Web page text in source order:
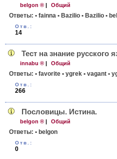
belgon ® | Общий
Ответы: • fainna • Bazilio • Bazilio •
Отв.:
14
Тест на знание русского
innabu ® | Общий
Ответы: • favorite • ygrek • vagant •
Отв.:
266
Пословицы. Истина.
belgon ® | Общий
Ответы: • belgon
Отв.:
0